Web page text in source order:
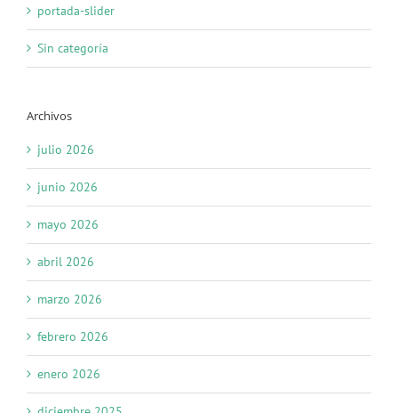
portada-slider
Sin categoría
Archivos
julio 2026
junio 2026
mayo 2026
abril 2026
marzo 2026
febrero 2026
enero 2026